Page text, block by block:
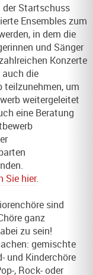
der Startschuss
Ensembles zum
in dem die
und Sänger
Konzerte
auch die
um
weitergeleitet
eine Beratung
Sie hier.
sind
ganz
zu sein!
gemischte
und Kinderchöre
, Rock- oder